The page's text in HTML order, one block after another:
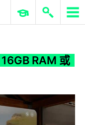
ERP 與商業 AI
RAM 或